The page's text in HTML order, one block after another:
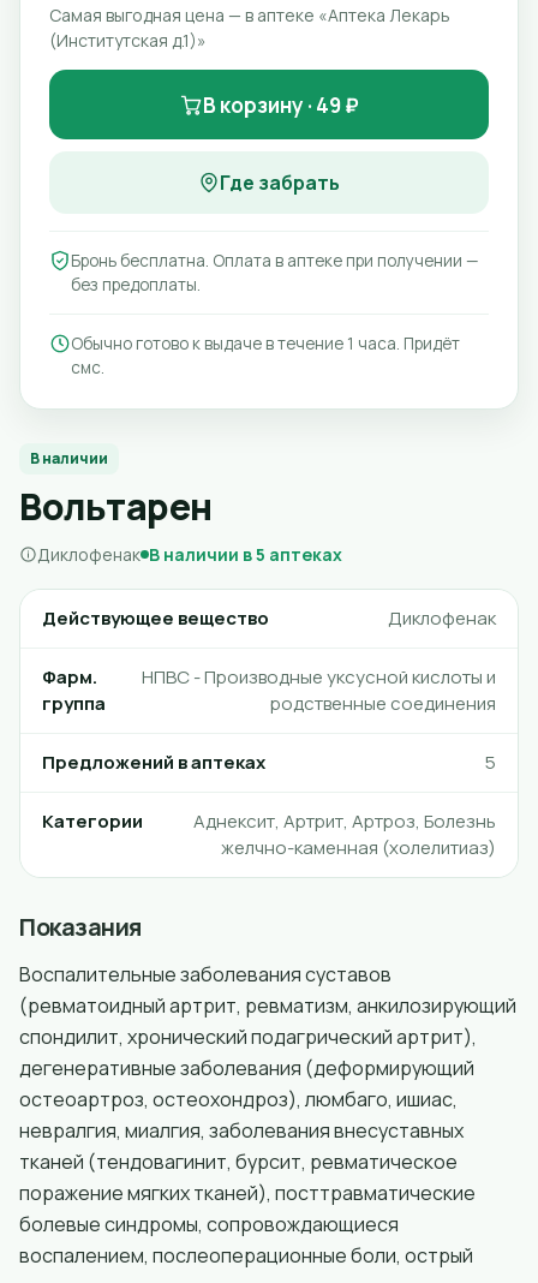
В наличии
Вольтарен
Диклофенак В наличии в 5 аптеках
Действующее вещество Диклофенак
Фарм.
группа
НПВС - Производные уксусной кислоты и
родственные соединения
Предложений в аптеках 5
Категории
Аднексит, Артрит, Артроз, Болезнь
желчно-каменная (холелитиаз)
Показания
Воспалительные заболевания суставов
(ревматоидный артрит, ревматизм, анкилозирующий
спондилит, хронический подагрический артрит),
дегенеративные заболевания (деформирующий
остеоартроз, остеохондроз), люмбаго, ишиас,
невралгия, миалгия, заболевания внесуставных
тканей (тендовагинит, бурсит, ревматическое
поражение мягких тканей), посттравматические
болевые синдромы, сопровождающиеся
воспалением, послеоперационные боли, острый
Самая выгодная цена — в аптеке «Аптека Лекарь
(Институтская д.1)»
В корзину · 49 ₽
Где забрать
Бронь бесплатна. Оплата в аптеке при получении —
без предоплаты.
Обычно готово к выдаче в течение 1 часа. Придёт
смс.